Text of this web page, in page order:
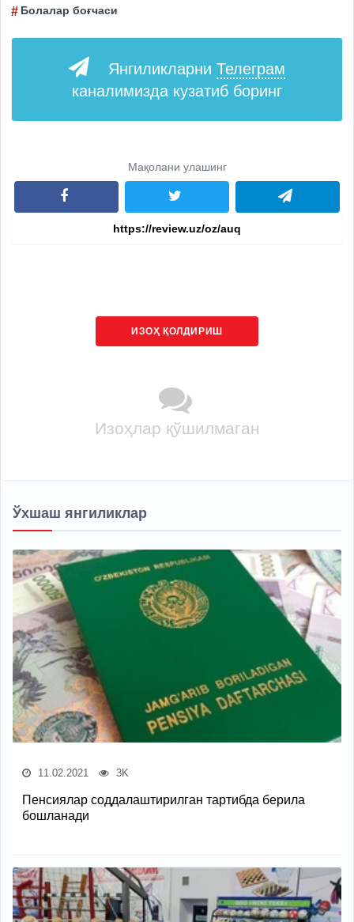
Болалар боғчаси
Янгиликларни Телеграм
каналимизда кузатиб боринг
Мақолани улашинг
ИЗОҲ ҚОЛДИРИШ
Изоҳлар қўшилмаган
Ўхшаш янгиликлар
11.02.2021 3K
Пенсиялар соддалаштирилган тартибда берила
бошланади